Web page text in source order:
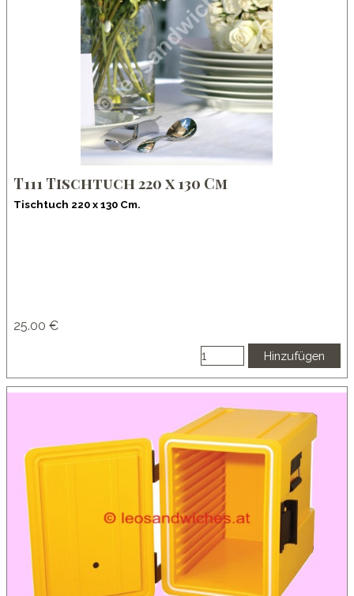
T111 Tischtuch 220 x 130 Cm
Tischtuch 220 x 130 Cm.
25.00 €
Hinzufügen